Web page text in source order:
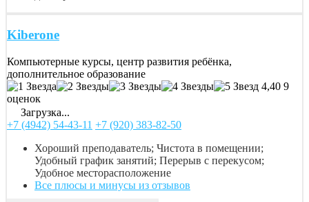
Kiberone
Компьютерные курсы, центр развития ребёнка,
дополнительное образование
4,40 9
оценок
Загрузка...
+7 (4942) 54-43-11 +7 (920) 383-82-50
Хороший преподаватель; Чистота в помещении;
Удобный график занятий; Перерыв с перекусом;
Удобное месторасположение
Все плюсы и минусы из отзывов